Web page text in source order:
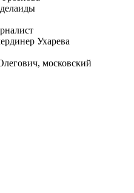
Ухарева
московский